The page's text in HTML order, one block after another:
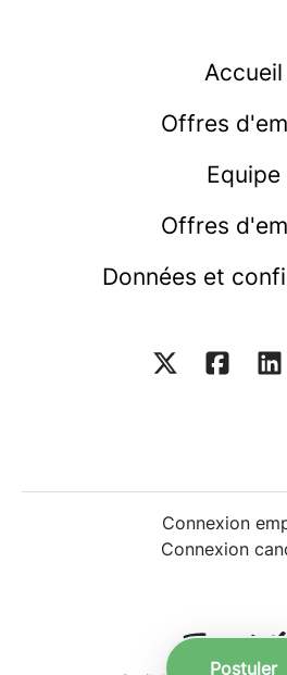
Postuler
Accueil
Offres
Equipe
Offres
Données et
Connexion
Connexion